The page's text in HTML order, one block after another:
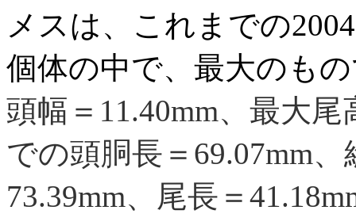
メスは、これまでの
個体の中で、最大のも
頭幅＝11.40mm、最大
での頭胴長＝69.07mm
73.39mm、尾長＝